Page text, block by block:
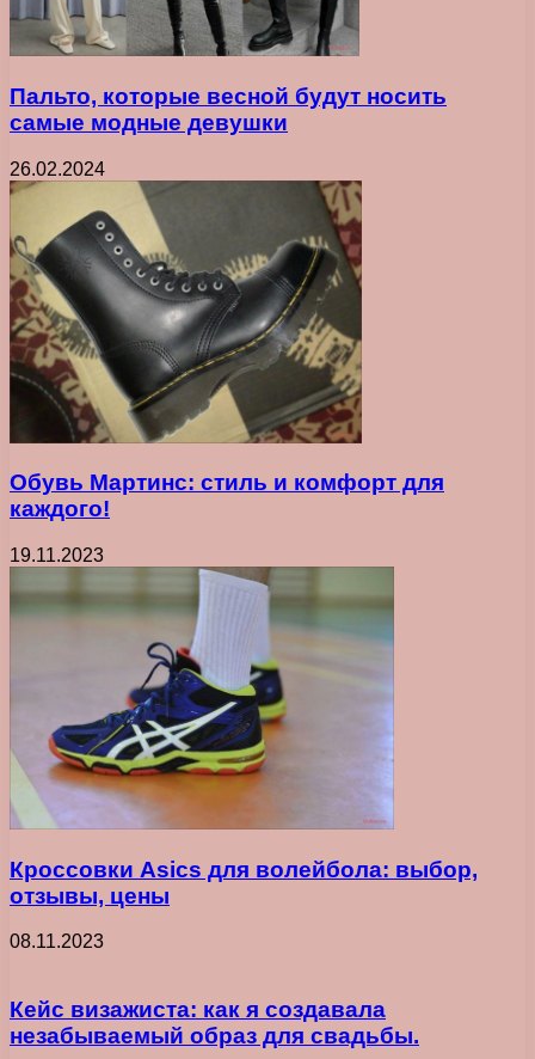
Пальто, которые весной будут носить
самые модные девушки
26.02.2024
Обувь Мартинс: стиль и комфорт для
каждого!
19.11.2023
Кроссовки Asics для волейбола: выбор,
отзывы, цены
08.11.2023
Кейс визажиста: как я создавала
незабываемый образ для свадьбы.